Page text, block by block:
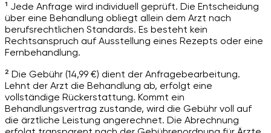
¹ Jede Anfrage wird individuell geprüft. Die Entscheidung
über eine Behandlung obliegt allein dem Arzt nach
berufsrechtlichen Standards. Es besteht kein
Rechtsanspruch auf Ausstellung eines Rezepts oder eine
Fernbehandlung.
² Die Gebühr (14,99 €) dient der Anfragebearbeitung.
Lehnt der Arzt die Behandlung ab, erfolgt eine
vollständige Rückerstattung. Kommt ein
Behandlungsvertrag zustande, wird die Gebühr voll auf
die ärztliche Leistung angerechnet. Die Abrechnung